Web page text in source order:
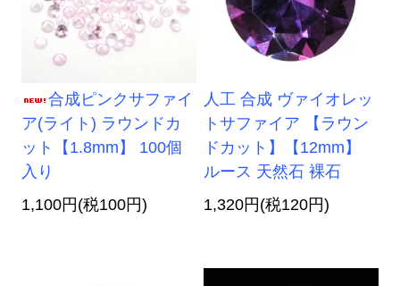
合成ピンクサファイ
ア(ライト) ラウンドカ
ット【1.8mm】 100個
入り
1,100円(税100円)
人工 合成 ヴァイオレッ
トサファイア 【ラウン
ドカット】【12mm】
ルース 天然石 裸石
1,320円(税120円)